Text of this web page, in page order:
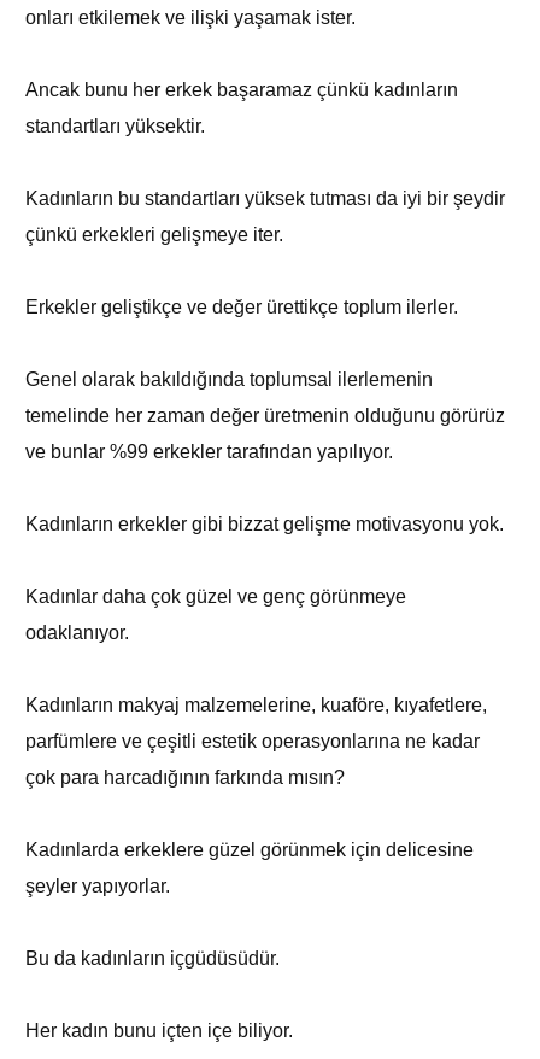
onları etkilemek ve ilişki yaşamak ister.
Ancak bunu her erkek başaramaz çünkü kadınların
standartları yüksektir.
Kadınların bu standartları yüksek tutması da iyi bir şeydir
çünkü erkekleri gelişmeye iter.
Erkekler geliştikçe ve değer ürettikçe toplum ilerler.
Genel olarak bakıldığında toplumsal ilerlemenin
temelinde her zaman değer üretmenin olduğunu görürüz
ve bunlar %99 erkekler tarafından yapılıyor.
Kadınların erkekler gibi bizzat gelişme motivasyonu yok.
Kadınlar daha çok güzel ve genç görünmeye
odaklanıyor.
Kadınların makyaj malzemelerine, kuaföre, kıyafetlere,
parfümlere ve çeşitli estetik operasyonlarına ne kadar
çok para harcadığının farkında mısın?
Kadınlarda erkeklere güzel görünmek için delicesine
şeyler yapıyorlar.
Bu da kadınların içgüdüsüdür.
Her kadın bunu içten içe biliyor.